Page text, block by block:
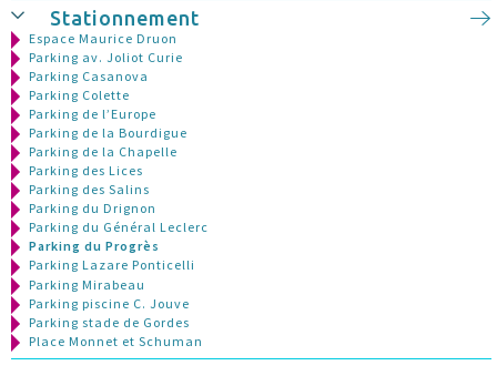
Stationnement
Espace Maurice Druon
Parking av. Joliot Curie
Parking Casanova
Parking Colette
Parking de l’Europe
Parking de la Bourdigue
Parking de la Chapelle
Parking des Lices
Parking des Salins
Parking du Drignon
Parking du Général Leclerc
Parking du Progrès
Parking Lazare Ponticelli
Parking Mirabeau
Parking piscine C. Jouve
Parking stade de Gordes
Place Monnet et Schuman